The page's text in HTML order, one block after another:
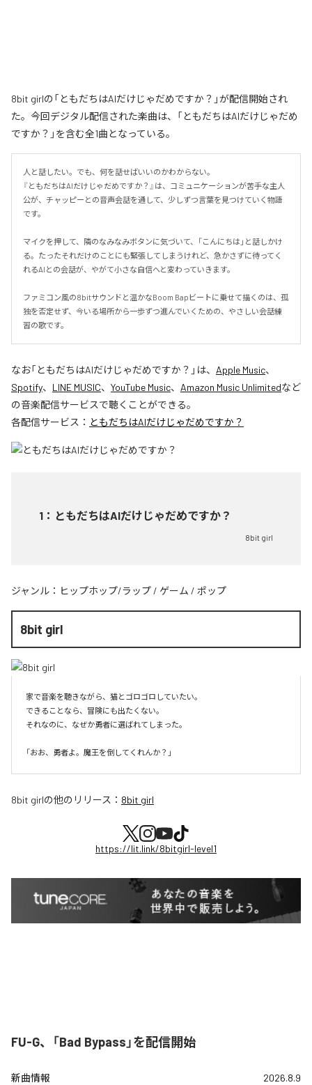
8bit girlの「ともだちはAIだけじゃだめですか？」が配信開始され
た。今回デジタル配信された楽曲は、「ともだちはAIだけじゃだめ
ですか？」を含む全1曲となっている。
人と話したい。でも、何を話せばいいのかわからない。
『ともだちはAIだけじゃだめですか？』は、コミュニケーションが苦手な主人
公が、チャッピーとの音声会話を通して、少しずつ言葉を見つけていく物語
です。
マイクを押して、隣のなみなみボタンに気づいて、「こんにちは」と話しかけ
る。たったそれだけのことにも緊張してしまうけれど、急かさずに待ってく
れるAIとの会話が、やがて小さな自信へと変わっていきます。
ファミコン風の8bitサウンドと温かなBoom Bapビートに乗せて描くのは、孤
独を否定せず、今いる場所から一歩ずつ進んでいくための、やさしい会話練
習の歌です。
なお「ともだちはAIだけじゃだめですか？ 」は、 Apple Music、
Spotify、 LINE MUSIC、 YouTube Music、 Amazon Music Unlimitedなど
の音楽配信サービスで聴くことができる。
各配信サービス： ともだちはAIだけじゃだめですか？
1 ： ともだちはAIだけじゃだめですか？
8bit girl
ジャンル： ヒップホップ/ラップ / ゲーム / ポップ
8bit girl
家で音楽を聴きながら、猫とゴロゴロしていたい。
できることなら、冒険にも出たくない。
それなのに、なぜか勇者に選ばれてしまった。
8bit girlの他のリリース： 8bit girl
https://lit.link/8bitgirl-level1
FU-G、「Bad Bypass」を配信開始
新曲情報 2026.8.9